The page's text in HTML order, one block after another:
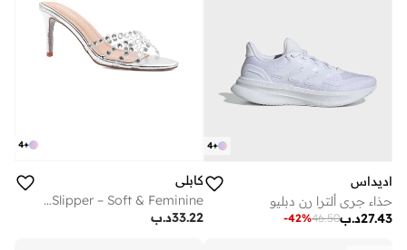
+
4
اديداس
حذاء جري ألترا رن دبليو
د.ب27.43
46.50
-42%
+
4
كابلي
Heel Slipper – Soft & Feminine
د.ب33.22